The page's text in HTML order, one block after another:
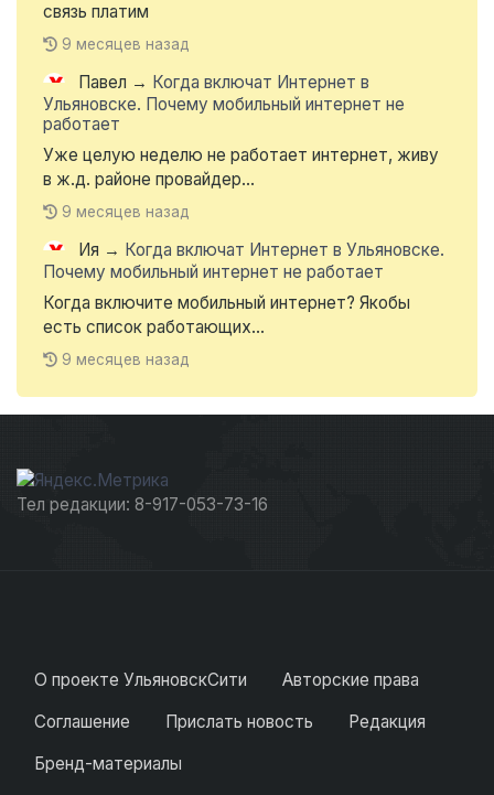
связь платим
9 месяцев назад
Павел → Когда включат Интернет в
Ульяновске. Почему мобильный интернет не
работает
Уже целую неделю не работает интернет, живу
в ж.д. районе провайдер...
9 месяцев назад
Ия → Когда включат Интернет в Ульяновске.
Почему мобильный интернет не работает
Когда включите мобильный интернет? Якобы
есть список работающих...
9 месяцев назад
Тел редакции: 8-917-053-73-16
О проекте УльяновскСити
Авторские права
Соглашение
Прислать новость
Редакция
Бренд-материалы